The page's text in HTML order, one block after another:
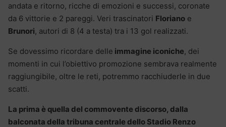
andata e ritorno, ricche di emozioni e successi, coronate
da 6 vittorie e 2 pareggi. Veri trascinatori Floriano e
Brunori, autori di 8 (4 a testa) tra i 13 gol realizzati.
Se dovessimo ricordare delle immagine iconiche, dei
momenti in cui l’obiettivo promozione sembrava realmente
raggiungibile, oltre le reti, potremmo racchiuderle in due
scatti.
La prima è quella del commovente discorso, dalla
balconata della tribuna centrale dello Stadio Renzo